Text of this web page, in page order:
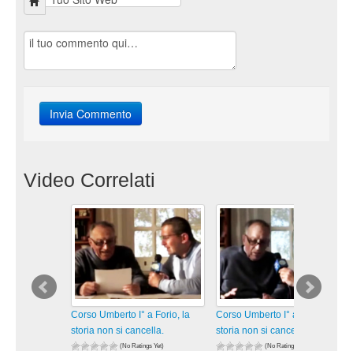
Video Correlati
Corso Umberto I° a Forio, la
storia non si cancella.
(No Ratings Yet)
Corso Umberto I° a Forio, la
storia non si cancella.
(No Ratings Yet)